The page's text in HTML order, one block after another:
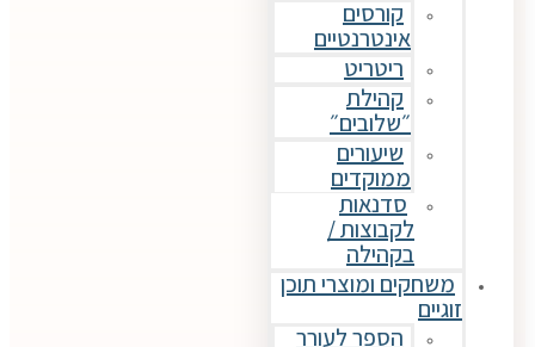
קורסים
אינטרנטיים
ריטריט
קהילת
״שלובים״
שיעורים
ממוקדים
סדנאות
לקבוצות /
בקהילה
משחקים ומוצרי תוכן
זוגיים
הספר לעורר